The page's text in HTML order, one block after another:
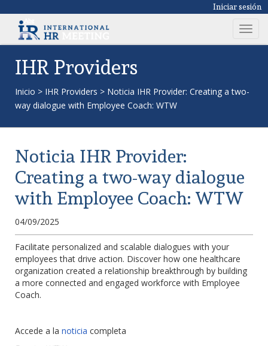
Iniciar sesión
T
o
a
n
IHR Providers
Inicio > IHR Providers > Noticia IHR Provider: Creating a two-
way dialogue with Employee Coach: WTW
Noticia IHR Provider:
Creating a two-way dialogue
with Employee Coach: WTW
04/09/2025
Facilitate personalized and scalable dialogues with your
employees that drive action. Discover how one healthcare
organization created a relationship breakthrough by building
a more connected and engaged workforce with Employee
Coach.
Accede a la noticia completa